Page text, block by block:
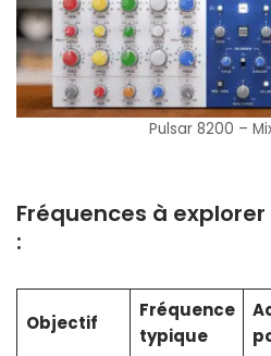
Pulsar 8200 –
Fréquences à
:
Objectif
Fréquence
typique